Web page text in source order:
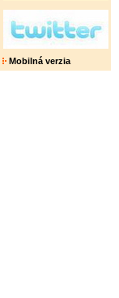
Mobilná verzia